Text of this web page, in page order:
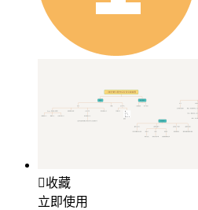
收藏
立即使用